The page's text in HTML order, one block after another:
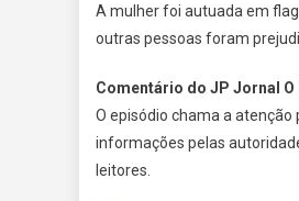
A mulher foi autuada em
outras pessoas foram
Comentário do JP Jornal O
O episódio chama a
informações pelas
leitores.